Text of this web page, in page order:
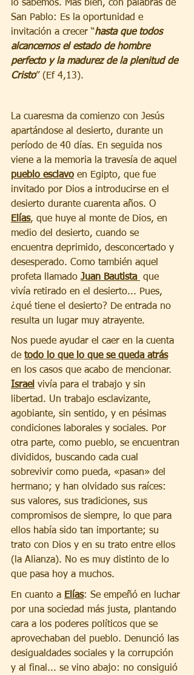
lo sabemos. Más bien, con palabras de
San Pablo: Es la oportunidad e
invitación a crecer “hasta que todos
alcancemos el estado de hombre
perfecto y la madurez de la plenitud de
Cristo” (Ef 4,13).
La cuaresma da comienzo con Jesús
apartándose al desierto, durante un
período de 40 días. En seguida nos
viene a la memoria la travesía de aquel
pueblo esclavo en Egipto, que fue
invitado por Dios a introducirse en el
desierto durante cuarenta años. O
Elías, que huye al monte de Dios, en
medio del desierto, cuando se
encuentra deprimido, desconcertado y
desesperado. Como también aquel
profeta llamado Juan Bautista
que
vivía retirado en el desierto... Pues,
¿qué tiene el desierto? De entrada no
resulta un lugar muy atrayente.
Nos puede ayudar el caer en la cuenta
de todo lo que lo que se queda atrás
en los casos que acabo de mencionar.
Israel vivía para el trabajo y sin
libertad. Un trabajo esclavizante,
agobiante, sin sentido, y en pésimas
condiciones laborales y sociales. Por
otra parte, como pueblo, se encuentran
divididos, buscando cada cual
sobrevivir como pueda, «pasan» del
hermano; y han olvidado sus raíces:
sus valores, sus tradiciones, sus
compromisos de siempre, lo que para
ellos había sido tan importante; su
trato con Dios y en su trato entre ellos
(la Alianza). No es muy distinto de lo
que pasa hoy a muchos.
En cuanto a Elías: Se empeñó en luchar
por una sociedad más justa, plantando
cara a los poderes políticos que se
aprovechaban del pueblo. Denunció las
desigualdades sociales y la corrupción
y al final... se vino abajo: no consiguió